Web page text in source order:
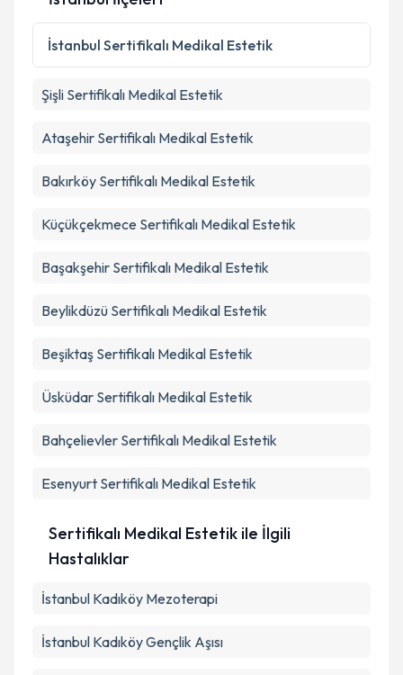
İstanbul Sertifikalı Medikal Estetik
Şişli Sertifikalı Medikal Estetik
Ataşehir Sertifikalı Medikal Estetik
Bakırköy Sertifikalı Medikal Estetik
Küçükçekmece Sertifikalı Medikal Estetik
Başakşehir Sertifikalı Medikal Estetik
Beylikdüzü Sertifikalı Medikal Estetik
Beşiktaş Sertifikalı Medikal Estetik
Üsküdar Sertifikalı Medikal Estetik
Bahçelievler Sertifikalı Medikal Estetik
Esenyurt Sertifikalı Medikal Estetik
Sertifikalı Medikal Estetik ile İlgili
Hastalıklar
İstanbul Kadıköy Mezoterapi
İstanbul Kadıköy Gençlik Aşısı